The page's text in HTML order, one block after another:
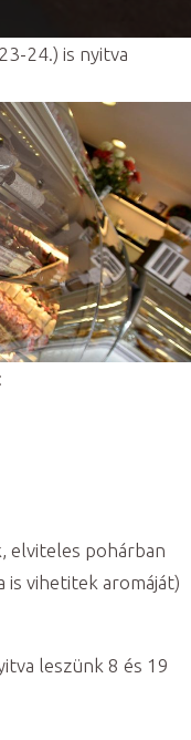
24.) is nyitva
elviteles pohárban
is vihetitek aromáját)
leszünk 8 és 19